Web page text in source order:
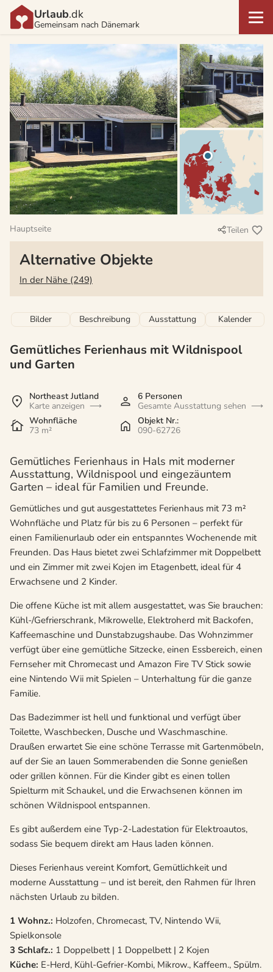
Urlaub.dk
Gemeinsam nach Dänemark
Hauptseite Teilen
Alternative Objekte
In der Nähe (249)
Bilder Beschreibung Ausstattung Kalender
Gemütliches Ferienhaus mit Wildnispool
und Garten
Northeast Jutland
Karte anzeigen
6 Personen
Gesamte Ausstattung sehen
Wohnfläche
73 m²
Objekt Nr.:
090-62726
Gemütliches Ferienhaus in Hals mit moderner
Ausstattung, Wildnispool und eingezäuntem
Garten – ideal für Familien und Freunde.
Gemütliches und gut ausgestattetes Ferienhaus mit 73 m²
Wohnfläche und Platz für bis zu 6 Personen – perfekt für
einen Familienurlaub oder ein entspanntes Wochenende mit
Freunden. Das Haus bietet zwei Schlafzimmer mit Doppelbett
und ein Zimmer mit zwei Kojen im Etagenbett, ideal für 4
Erwachsene und 2 Kinder.
Die offene Küche ist mit allem ausgestattet, was Sie brauchen:
Kühl-/Gefrierschrank, Mikrowelle, Elektroherd mit Backofen,
Kaffeemaschine und Dunstabzugshaube. Das Wohnzimmer
verfügt über eine gemütliche Sitzecke, einen Essbereich, einen
Fernseher mit Chromecast und Amazon Fire TV Stick sowie
eine Nintendo Wii mit Spielen – Unterhaltung für die ganze
Familie.
Das Badezimmer ist hell und funktional und verfügt über
Toilette, Waschbecken, Dusche und Waschmaschine.
Draußen erwartet Sie eine schöne Terrasse mit Gartenmöbeln,
auf der Sie an lauen Sommerabenden die Sonne genießen
oder grillen können. Für die Kinder gibt es einen tollen
Spielturm mit Schaukel, und die Erwachsenen können im
schönen Wildnispool entspannen.
Es gibt außerdem eine Typ-2-Ladestation für Elektroautos,
sodass Sie bequem direkt am Haus laden können.
Dieses Ferienhaus vereint Komfort, Gemütlichkeit und
moderne Ausstattung – und ist bereit, den Rahmen für Ihren
nächsten Urlaub zu bilden.
1 Wohnz.: Holzofen, Chromecast, TV, Nintendo Wii,
Spielkonsole
3 Schlafz.: 1 Doppelbett | 1 Doppelbett | 2 Kojen
Küche: E-Herd, Kühl-Gefrier-Kombi, Mikrow., Kaffeem., Spülm.